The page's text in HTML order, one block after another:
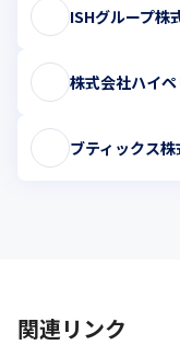
ISHグループ株
株式会社ハイ
ブティックス
関連リンク